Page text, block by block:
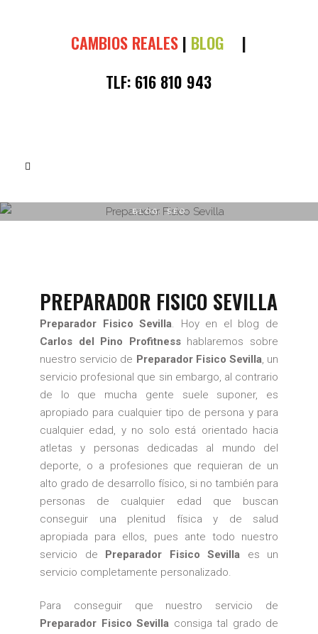
CAMBIOS REALES | BLOG
|
TLF: 616 810 943
BLOG,SEO
PREPARADOR FISICO SEVILLA
Preparador Fisico Sevilla. Hoy en el blog de
Carlos del Pino Profitnesshablaremos sobre
nuestro servicio de Preparador Fisico Sevilla, un
servicio profesional que sin embargo, al contrario
de lo que mucha gente suele suponer, es
apropiado para cualquier tipo de persona y para
cualquier edad, y no solo está orientado hacia
atletas y personas dedicadas al mundo del
deporte, o a profesiones que requieran de un
alto grado de desarrollo físico, si no también para
personas de cualquier edad que buscan
conseguir una plenitud física y de salud
apropiada para ellos, pues ante todo nuestro
servicio de Preparador Fisico Sevilla es un
servicio completamente personalizado.
Para conseguir que nuestro servicio de
Preparador Fisico Sevilla consiga tal grado de